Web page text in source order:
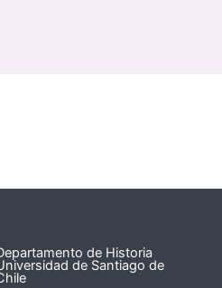
de Historia
de Santiago de